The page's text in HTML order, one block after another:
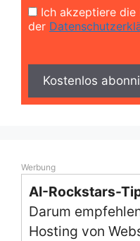
Ich akzeptiere die
der
Werbung
AI-Rockstars-
Darum
Hosting von